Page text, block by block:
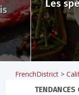
Les
FrenchDistrict >
TENDANCES